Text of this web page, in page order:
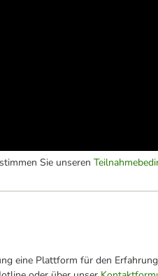
Sie unseren
eine Plattform für den